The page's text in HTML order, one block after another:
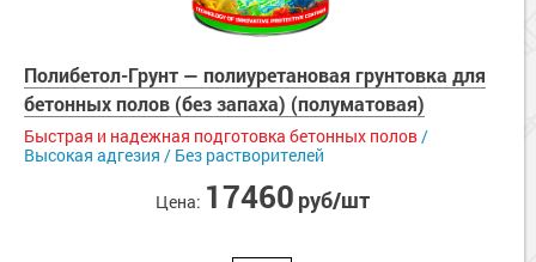
Полибетол-Грунт — полиуретановая грунтовка для
бетонных полов (без запаха) (полуматовая)
Быстрая и надежная подготовка бетонных полов/
Высокая адгезия / Без растворителей
Цена: 17460 руб/шт